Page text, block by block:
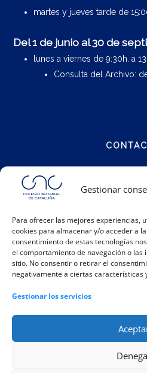
Gestionar
Para ofrecer las mejores experiencias,
cookies para almacenar y/o acceder a
consentimiento de estas tecnologías
el comportamiento de navegación o las
sitio. No consentir o retirar el
negativamente a ciertas características
Gestionar los servicios
martes y jueves tarde de
Del 1 de junio al 30 de
lunes a viernes de 9:30h. a
Consulta del Archivo:
Teléfono:93
Email: